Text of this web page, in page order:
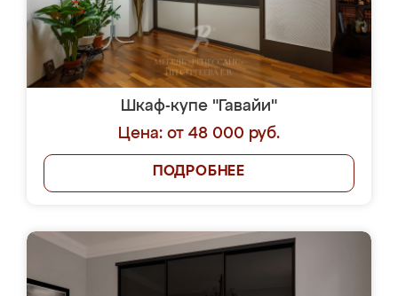
Шкаф-купе "Гавайи"
Цена: от 48 000 руб.
ПОДРОБНЕЕ